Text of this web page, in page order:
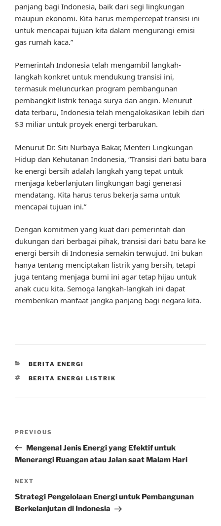
panjang bagi Indonesia, baik dari segi lingkungan
maupun ekonomi. Kita harus mempercepat transisi ini
untuk mencapai tujuan kita dalam mengurangi emisi
gas rumah kaca.”
Pemerintah Indonesia telah mengambil langkah-
langkah konkret untuk mendukung transisi ini,
termasuk meluncurkan program pembangunan
pembangkit listrik tenaga surya dan angin. Menurut
data terbaru, Indonesia telah mengalokasikan lebih dari
$3 miliar untuk proyek energi terbarukan.
Menurut Dr. Siti Nurbaya Bakar, Menteri Lingkungan
Hidup dan Kehutanan Indonesia, “Transisi dari batu bara
ke energi bersih adalah langkah yang tepat untuk
menjaga keberlanjutan lingkungan bagi generasi
mendatang. Kita harus terus bekerja sama untuk
mencapai tujuan ini.”
Dengan komitmen yang kuat dari pemerintah dan
dukungan dari berbagai pihak, transisi dari batu bara ke
energi bersih di Indonesia semakin terwujud. Ini bukan
hanya tentang menciptakan listrik yang bersih, tetapi
juga tentang menjaga bumi ini agar tetap hijau untuk
anak cucu kita. Semoga langkah-langkah ini dapat
memberikan manfaat jangka panjang bagi negara kita.
CATEGORIES
BERITA ENERGI
TAGS
BERITA ENERGI LISTRIK
Previous
Post
PREVIOUS
Mengenal Jenis Energi yang Efektif untuk
Menerangi Ruangan atau Jalan saat Malam Hari
Next
Post
NEXT
Strategi Pengelolaan Energi untuk Pembangunan
Berkelanjutan di Indonesia